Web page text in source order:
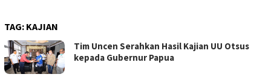
TAG: KAJIAN
Tim Uncen Serahkan Hasil Kajian UU Otsus
kepada Gubernur Papua